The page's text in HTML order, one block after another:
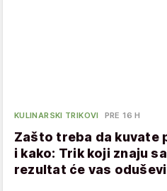
KULINARSKI TRIKOVI PRE 16 H
Zašto treba da kuvate
i kako: Trik koji znaju
rezultat će vas